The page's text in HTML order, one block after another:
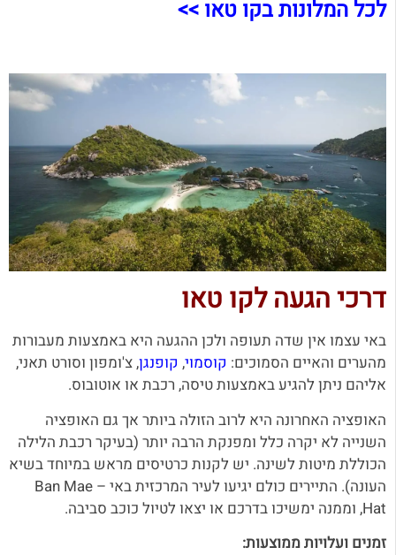
לכל המלונות בקו טאו >>
דרכי הגעה לקו טאו
באי עצמו אין שדה תעופה ולכן ההגעה היא באמצעות מעבורות
מהערים והאיים הסמוכים: קוסמוי, קופנגן, צ'ומפון וסורט תאני,
אליהם ניתן להגיע באמצעות טיסה, רכבת או אוטובוס.
האופציה האחרונה היא לרוב הזולה ביותר אך גם האופציה
השנייה לא יקרה כלל ומפנקת הרבה יותר (בעיקר רכבת הלילה
הכוללת מיטות לשינה. יש לקנות כרטיסים מראש במיוחד בשיא
העונה).
התיירים כולם יגיעו לעיר המרכזית באי – Ban Mae
Hat, וממנה ימשיכו בדרכם או יצאו לטיול כוכב סביבה.
זמנים ועלויות ממוצעות: